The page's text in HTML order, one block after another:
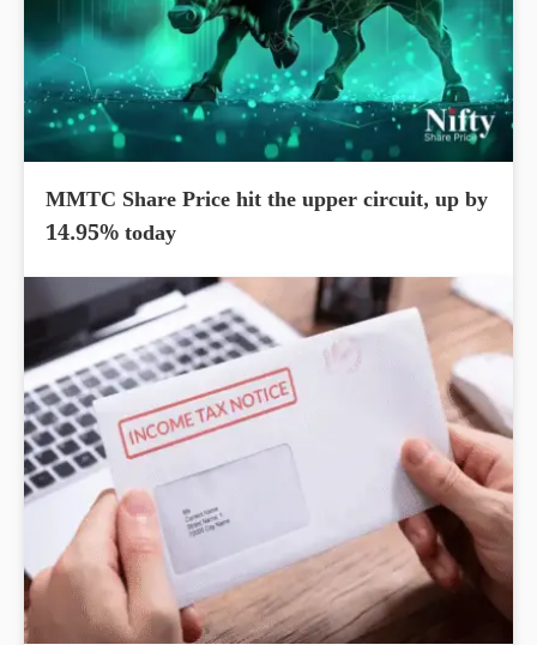
MMTC Share Price hit the upper circuit, up by
14.95% today